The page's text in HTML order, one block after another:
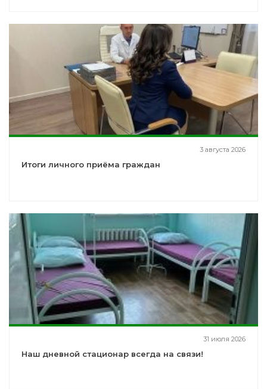
3 августа 2026
Итоги личного приёма граждан
31 июля 2026
Наш дневной стационар всегда на связи!